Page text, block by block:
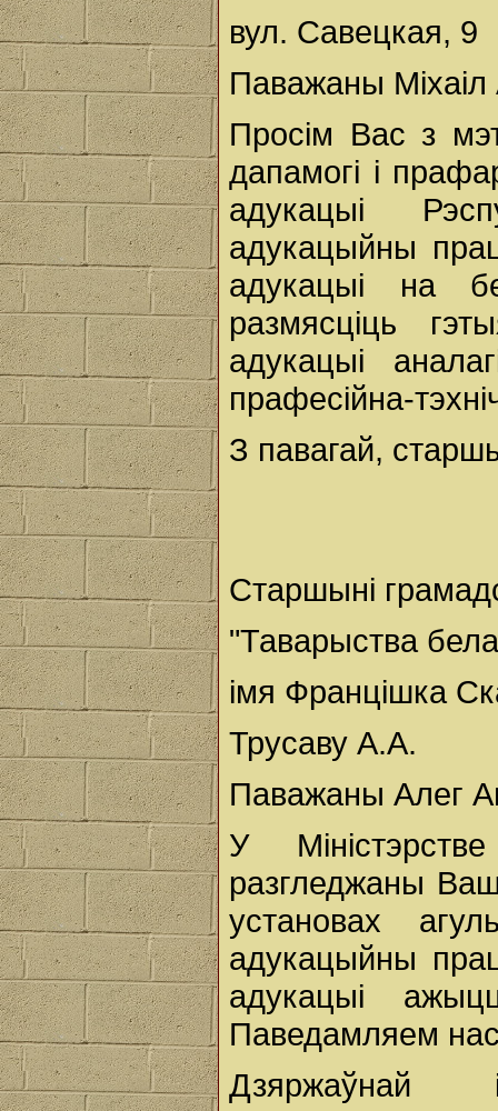
вул. Савецкая, 9
Паважаны Міхаіл
Просім Вас з
дапамогі і
адукацыі
адукацыйны
адукацыі на
размясціць
адукацыі
прафесійна-
З павагай,
Старшыні
"Таварыства
імя Францішка
Трусаву А.А.
Паважаны Алег
У
разгледжаны
установах
адукацыйны
адукацыі
Паведамляем
Дзяржаўнай